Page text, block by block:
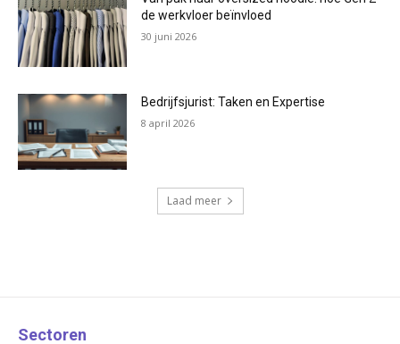
de werkvloer beïnvloed
30 juni 2026
Bedrijfsjurist: Taken en Expertise
8 april 2026
Laad meer
Sectoren